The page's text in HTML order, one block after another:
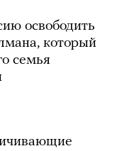
освободить
который
семья